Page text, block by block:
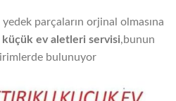
parçaların orjinal olmasına
küçük ev aletleri servisi,bunun
bulunuyor